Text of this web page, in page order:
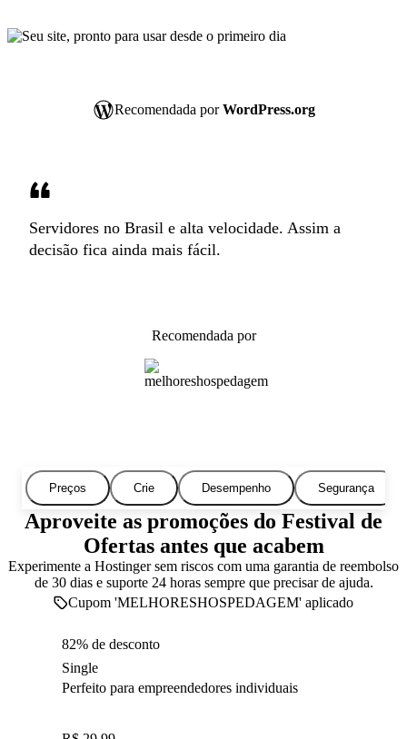
Recomendada porWordPress.org
Recomendada por
Servidores no Brasil e alta velocidade. Assim a
decisão fica ainda mais fácil.
Preços Crie Desempenho Segurança
Aproveite as promoções do Festival de
Ofertas antes que acabem
Experimente a Hostinger sem riscos com uma garantia de reembolso
de 30 dias e suporte 24 horas sempre que precisar de ajuda.
Cupom 'MELHORESHOSPEDAGEM' aplicado
82% de desconto
Single
Perfeito para empreendedores individuais